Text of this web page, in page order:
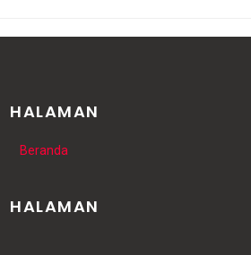
HALAMAN
Beranda
HALAMAN